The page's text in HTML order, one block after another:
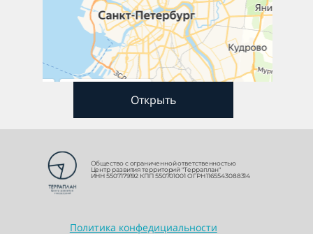
Открыть
Политика конфедициальности
Общество с ограниченной ответственностью
Центр развития территорий "Терраплан"
ИНН 5507179192 КПП 550701001 ОГРН 1165543088314